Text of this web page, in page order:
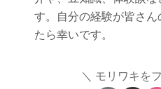
す。自分の経験が皆さ
たら幸いです。
モリワキを